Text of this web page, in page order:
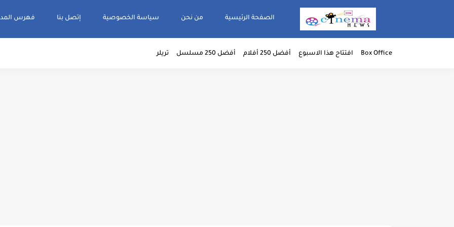
الصفحة الرئيسية من نحن سياسة الخصوصية إتصل بنا فهرس
Box Office افتتاح هذا الاسبوع أفضل 250 أفلام أفضل 250 مسلسل تريلر